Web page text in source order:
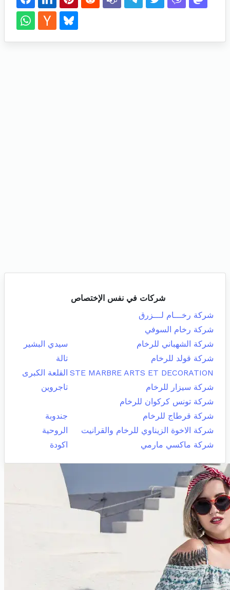
شركات في نفس الإختصاص
شركة رخـــام لـــزرق
شركة رخام السوفي
شركة الشهباني للرخام
سيدي البشير
شركة قولد للرخام
تالة
STE MARBRE ARTS ET DECORATION القلعة الكبرى
شركة سيزار للرخام
تاجروين
شركة تونس كركوان للرخام
شركة قرطاج للرخام
جندوبة
شركة الاخوة الزيناوي للرخام والقرانيت
الروحية
شركة ماكسي مارمي
اكودة